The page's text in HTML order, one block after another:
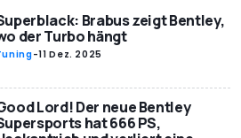
Brabus zeigt Bentley,
der Turbo hängt
-11 Dez. 2025
Lord! Der neue Bentley
hat 666 PS,